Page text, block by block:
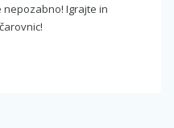
Igrajte in